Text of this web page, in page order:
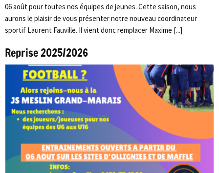
06 août pour toutes nos équipes de jeunes. Cette saison, nous
aurons le plaisir de vous présenter notre nouveau coordinateur
sportif Laurent Fauville. Il vient donc remplacer Maxime [...]
Reprise 2025/2026